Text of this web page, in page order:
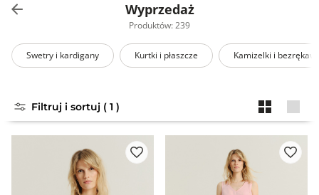
Wyprzedaż
Produktów: 239
Swetry i kardigany Kurtki i płaszcze Kamizelki i
Filtruj i sortuj ( 1 )